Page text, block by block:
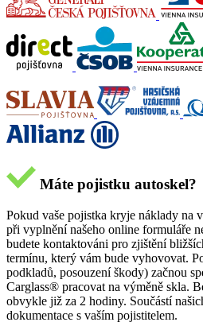
Máte pojistku autoskel?
Pokud vaše pojistka kryje náklady na
při vyplnění našeho online formuláře
budete kontaktováni pro zjištění
termínu, který vám bude vyhovovat.
podkladů, posouzení škody) začnou
Carglass® pracovat na výměně skla.
obvykle již za 2 hodiny. Součástí
dokumentace s vaším pojistitelem.